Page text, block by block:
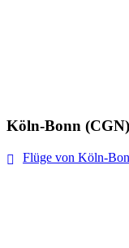
Köln-Bonn
Flüge von Köln-